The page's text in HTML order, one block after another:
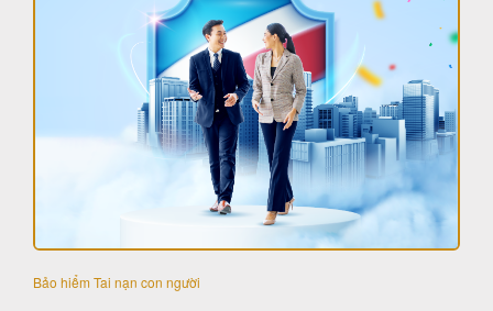
Bảo hiểm Tai nạn con người